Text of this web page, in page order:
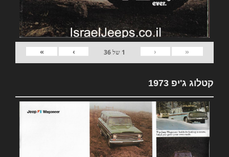
«
‹
1 של36
›
»
קטלוג ג'יפ 1973